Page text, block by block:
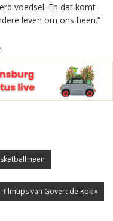
voedsel. En dat komt
leven om ons heen.”
heen
filmtips van Govert de Kok »